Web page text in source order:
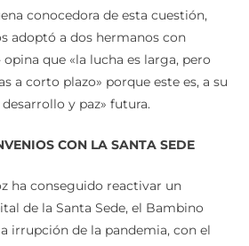
conocedora de esta cuestión,
adoptó a dos hermanos con
que «la lucha es larga, pero
a corto plazo» porque este es, a su
y paz» futura.
CON LA SANTA SEDE
ha conseguido reactivar un
de la Santa Sede, el Bambino
irrupción de la pandemia, con el